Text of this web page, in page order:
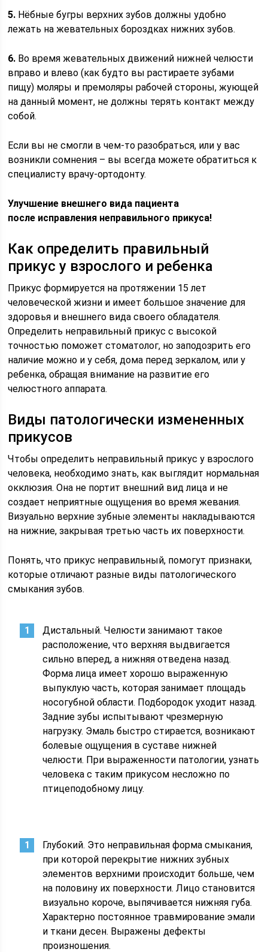
5. Нёбные бугры верхних зубов должны удобно
лежать на жевательных бороздках нижних зубов.
6. Во время жевательных движений нижней челюсти
вправо и влево (как будто вы растираете зубами
пищу) моляры и премоляры рабочей стороны, жующей
на данный момент, не должны терять контакт между
собой.
Если вы не смогли в чем-то разобраться, или у вас
возникли сомнения – вы всегда можете обратиться к
специалисту врачу-ортодонту.
Улучшение внешнего вида пациента
после исправления неправильного прикуса!
Как определить правильный
прикус у взрослого и ребенка
Прикус формируется на протяжении 15 лет
человеческой жизни и имеет большое значение для
здоровья и внешнего вида своего обладателя.
Определить неправильный прикус с высокой
точностью поможет стоматолог, но заподозрить его
наличие можно и у себя, дома перед зеркалом, или у
ребенка, обращая внимание на развитие его
челюстного аппарата.
Виды патологически измененных
прикусов
Чтобы определить неправильный прикус у взрослого
человека, необходимо знать, как выглядит нормальная
окклюзия. Она не портит внешний вид лица и не
создает неприятные ощущения во время жевания.
Визуально верхние зубные элементы накладываются
на нижние, закрывая третью часть их поверхности.
Понять, что прикус неправильный, помогут признаки,
которые отличают разные виды патологического
смыкания зубов.
Дистальный. Челюсти занимают такое
расположение, что верхняя выдвигается
сильно вперед, а нижняя отведена назад.
Форма лица имеет хорошо выраженную
выпуклую часть, которая занимает площадь
носогубной области. Подбородок уходит назад.
Задние зубы испытывают чрезмерную
нагрузку. Эмаль быстро стирается, возникают
болевые ощущения в суставе нижней
челюсти. При выраженности патологии, узнать
человека с таким прикусом несложно по
птицеподобному лицу.
Глубокий. Это неправильная форма смыкания,
при которой перекрытие нижних зубных
элементов верхними происходит больше, чем
на половину их поверхности. Лицо становится
визуально короче, выпячивается нижняя губа.
Характерно постоянное травмирование эмали
и ткани десен. Выражены дефекты
произношения.